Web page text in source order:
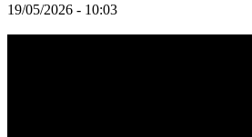
19/05/2026 - 10:03